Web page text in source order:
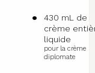
430 mL de
crème
liquide
pour la crème
diplomate